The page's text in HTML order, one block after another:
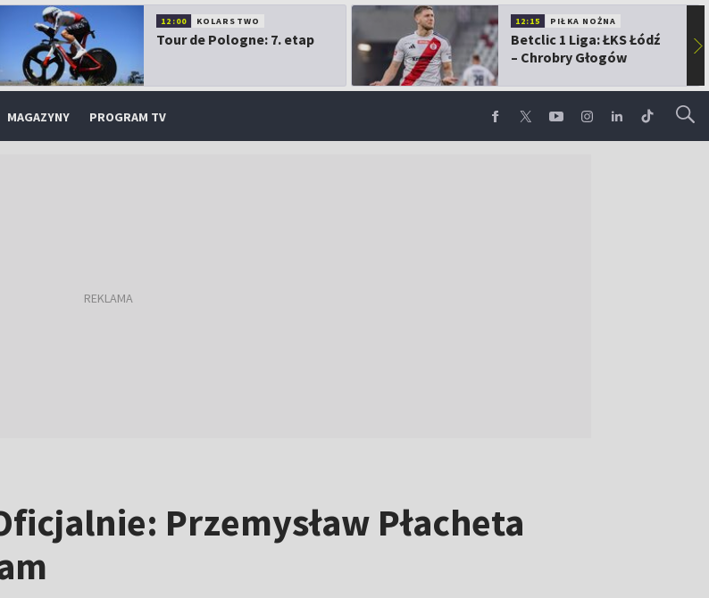
12:00 KOLARSTWO
Tour de Pologne: 7. etap
12:15 PIŁKA NOŻNA
Betclic 1 Liga: ŁKS Łódź
– Chrobry Głogów
▶
MAGAZYNY PROGRAM TV
Przemysław Płacheta